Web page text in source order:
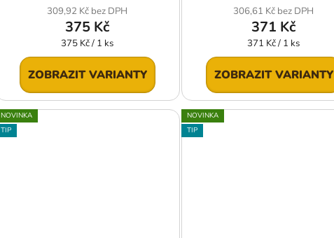
309,92 Kč bez DPH
375 Kč
Měrná
cena:
375 Kč / 1 ks
ZOBRAZIT VARIANTY
306,61 Kč bez DPH
371 Kč
Měrná
cena:
371 Kč / 1 ks
ZOBRAZIT VARIANTY
NOVINKA
TIP
NOVINKA
TIP